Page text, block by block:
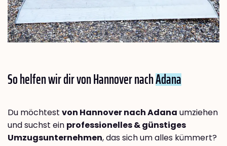
So helfen wir dir von Hannover nachAdana
Du möchtest von Hannover nach Adana umziehen
und suchst ein professionelles & günstiges
Umzugsunternehmen, das sich um alles kümmert?